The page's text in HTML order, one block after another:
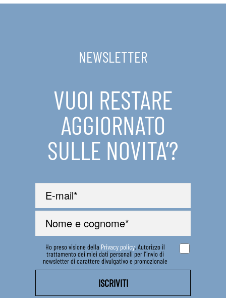
NEWSLETTER
VUOI RESTARE
AGGIORNATO
SULLE NOVITA’?
Ho preso visione della Privacy policy. Autorizzo il
trattamento dei miei dati personali per l’invio di
newsletter di carattere divulgativo e promozionale